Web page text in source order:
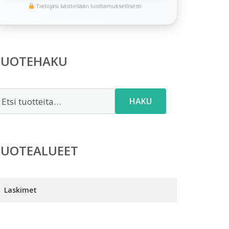
Tietojasi käsitellään luottamuksellisesti
HAKU
Laskimet